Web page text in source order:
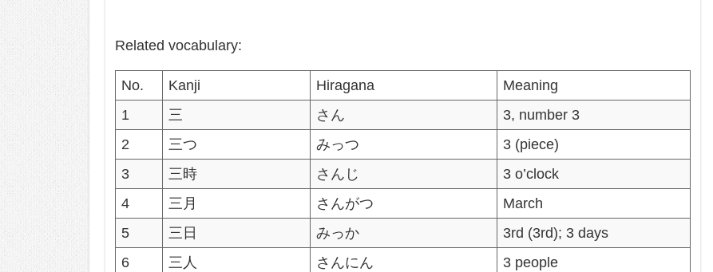
Related vocabulary:
No. Kanji Hiragana
Meaning
1
三 さん
3, number 3
2
三つ みっつ
3 (piece)
3
三時 さんじ
3 o’clock
4
三月 さんがつ
March
5
三日 みっか
3rd (3rd); 3 days
6
三人 さんにん
3 people